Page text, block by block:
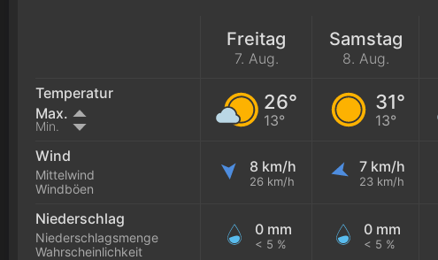
Freitag
7. Aug.
Samstag
8. Aug.
Temperatur
Max.
Min.
26°
13°
31°
13°
Wind
Mittelwind
Windböen
8 km/h
26 km/h
7 km/h
23 km/h
Niederschlag
Niederschlagsmenge
Wahrscheinlichkeit
0 mm
< 5 %
0 mm
< 5 %